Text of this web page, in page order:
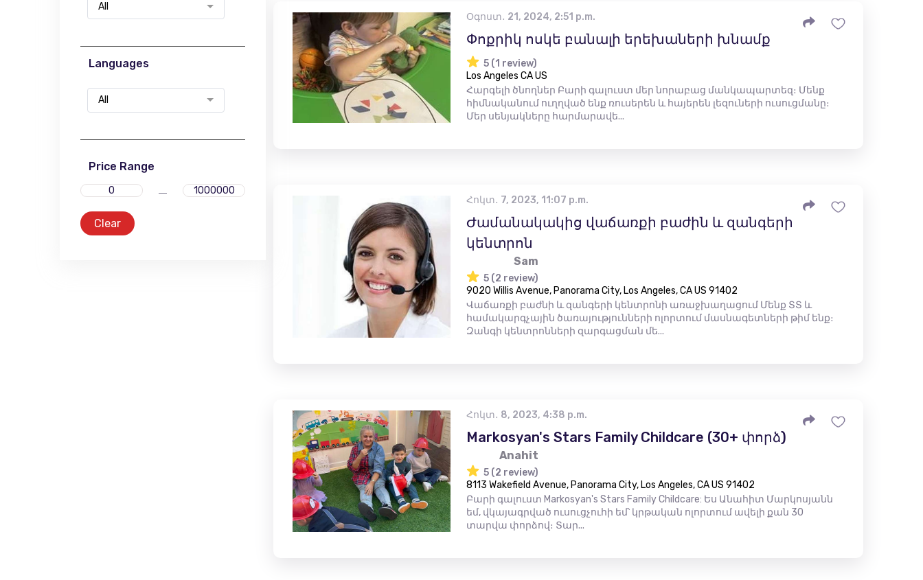
All
Languages
All
Price Range
Clear
Օգոստ․ 21, 2024, 2:51 p.m.
Փոքրիկ ոսկե բանալի երեխաների խնամք
5 (1 review)
Los Angeles CA US
Հարգելի ծնողներ Բարի գալուստ մեր նորաբաց մանկապարտեզ։ Մենք
հիմնականում ուղղված ենք ռուսերեն և հայերեն լեզուների ուսուցմանը։
Մեր սենյակները հարմարավե...
Հոկտ․ 7, 2023, 11:07 p.m.
Ժամանակակից վաճառքի բաժին և զանգերի
կենտրոն
Sam
5 (2 review)
9020 Willis Avenue, Panorama City, Los Angeles, CA US 91402
Վաճառքի բաժնի և զանգերի կենտրոնի առաջխաղացում Մենք ՏՏ և
համակարգչային ծառայությունների ոլորտում մասնագետների թիմ ենք։
Զանգի կենտրոնների զարգացման մե...
Հոկտ․ 8, 2023, 4:38 p.m.
Markosyan's Stars Family Childcare (30+ փորձ)
Anahit
5 (2 review)
8113 Wakefield Avenue, Panorama City, Los Angeles, CA US 91402
Բարի գալուստ Markosyan's Stars Family Childcare: Ես Անահիտ Մարկոսյանն
եմ, վկայագրված ուսուցչուհի եմ՝ կրթական ոլորտում ավելի քան 30
տարվա փորձով։ Տար...